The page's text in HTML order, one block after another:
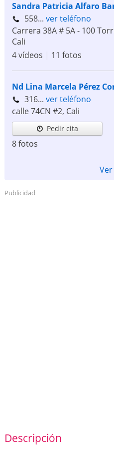
Sandra Patricia Alfaro
558... ver teléfono
Carrera 38A # 5A - 100
Cali
4 vídeos | 11 fotos
Nd Lina Marcela Pérez
316... ver teléfono
calle 74CN #2, Cali
Pedir cita
8 fotos
Publicidad
Descripción